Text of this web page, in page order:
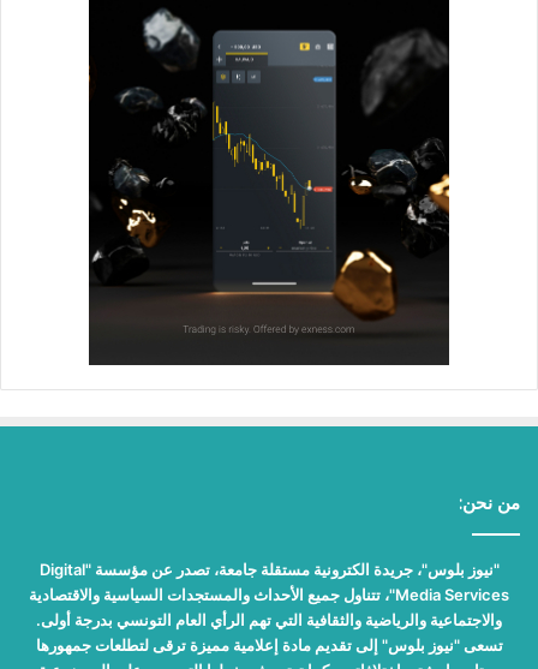
من نحن:
"نيوز بلوس"، جريدة الكترونية مستقلة جامعة، تصدر عن مؤسسة "Digital
Media Services"، تتناول جميع الأحداث والمستجدات السياسية والاقتصادية
والاجتماعية والرياضية والثقافية التي تهم الرأي العام التونسي بدرجة أولى.
تسعى "نيوز بلوس" إلى تقديم مادة إعلامية مميزة ترقى لتطلعات جمهورها